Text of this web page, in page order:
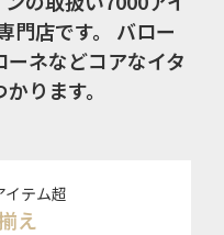
店です。
バロー
ネなどコアなイタ
ります。
イテム超
え